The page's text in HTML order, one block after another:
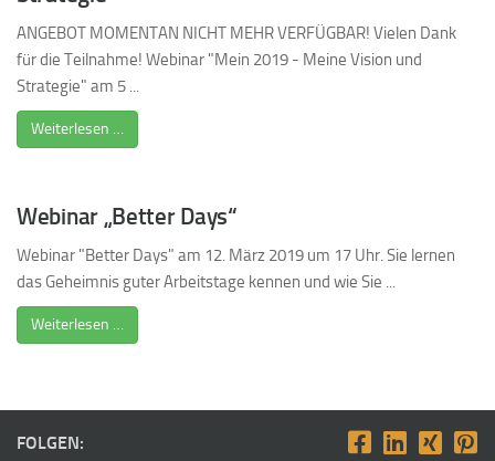
ANGEBOT MOMENTAN NICHT MEHR VERFÜGBAR! Vielen Dank
für die Teilnahme! Webinar "Mein 2019 - Meine Vision und
Strategie" am 5 ...
Weiterlesen …
Webinar „Better Days“
Webinar "Better Days" am 12. März 2019 um 17 Uhr. Sie lernen
das Geheimnis guter Arbeitstage kennen und wie Sie ...
Weiterlesen …
FOLGEN: